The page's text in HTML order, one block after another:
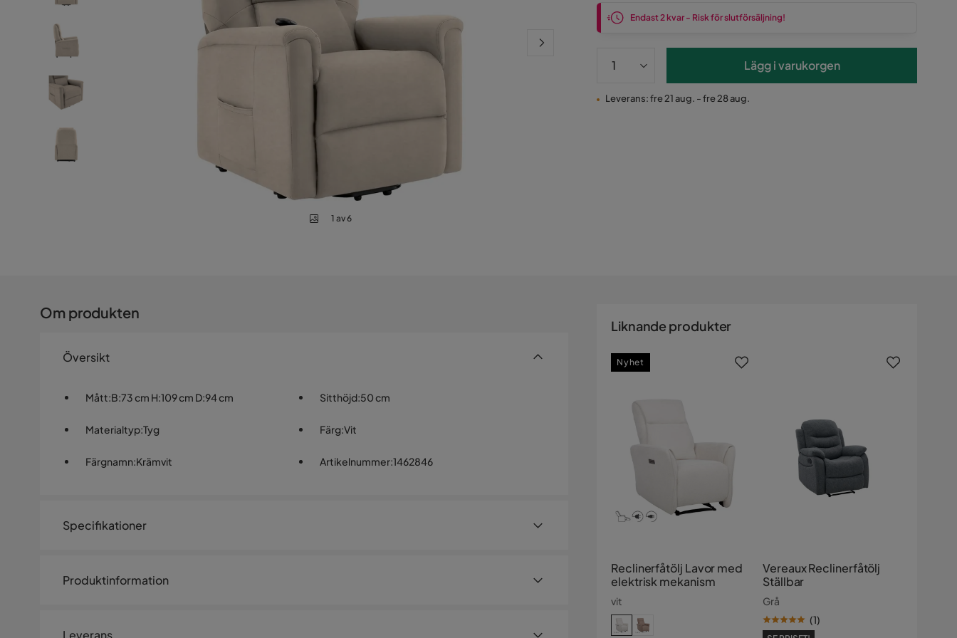
1 av 6
Endast 2 kvar - Risk för slutförsäljning!
Lägg i varukorgen
Leverans: fre 21 aug. - fre 28 aug.
Om produkten
Översikt
Mått:B:73 cm H:109 cm D:94 cm Sitthöjd:50 cm
Materialtyp:Tyg Färg:Vit
Färgnamn:Krämvit Artikelnummer:1462846
Specifikationer
Storlek
Produktinformation
Leverans
Liknande produkter
Reclinerfåtölj Lavor med
elektrisk mekanism
vit
Nyhet
Vereaux Reclinerfåtölj
Ställbar
Grå
(1)